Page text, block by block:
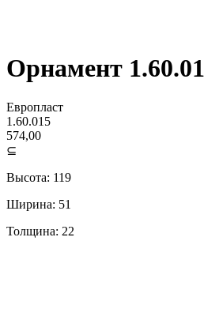
Орнамент
Европласт
1.60.015
574,00
⊆
Высота: 119
Ширина: 51
Толщина: 22